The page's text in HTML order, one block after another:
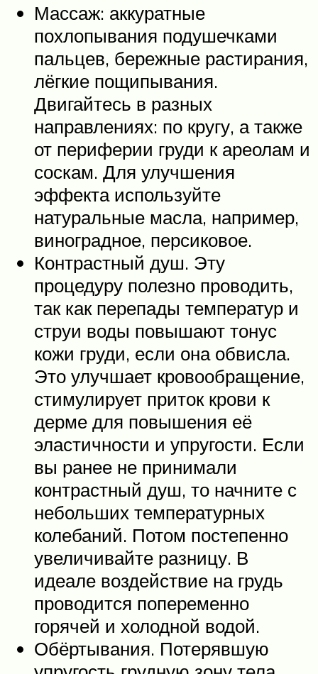
Массаж: аккуратные
похлопывания подушечками
пальцев, бережные растирания,
лёгкие пощипывания.
Двигайтесь в разных
направлениях: по кругу, а также
от периферии груди к ареолам и
соскам. Для улучшения
эффекта используйте
натуральные масла, например,
виноградное, персиковое.
Контрастный душ. Эту
процедуру полезно проводить,
так как перепады температур и
струи воды повышают тонус
кожи груди, если она обвисла.
Это улучшает кровообращение,
стимулирует приток крови к
дерме для повышения её
эластичности и упругости. Если
вы ранее не принимали
контрастный душ, то начните с
небольших температурных
колебаний. Потом постепенно
увеличивайте разницу. В
идеале воздействие на грудь
проводится попеременно
горячей и холодной водой.
Обёртывания. Потерявшую